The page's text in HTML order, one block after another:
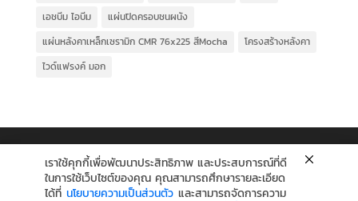
เอชบีม ไอบีม
แผ่นปิดครอบชนผนัง
แผ่นหลังคาเหล็กเซรามิก CMR 76x225 สีMocha
โครงสร้างหลังคา
ไวด์แฟรงค์ มอก
เราใช้คุกกี้เพื่อพัฒนาประสิทธิภาพ และประสบการณ์ที่ดี
ในการใช้เว็บไซต์ของคุณ คุณสามารถศึกษารายละเอียด
ได้ที่ นโยบายความเป็นส่วนตัว และสามารถจัดการความ